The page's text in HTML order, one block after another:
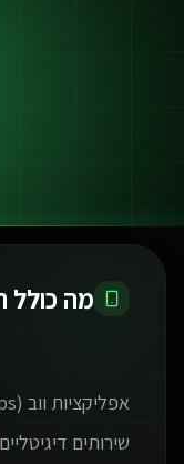
מה כולל
שירותים